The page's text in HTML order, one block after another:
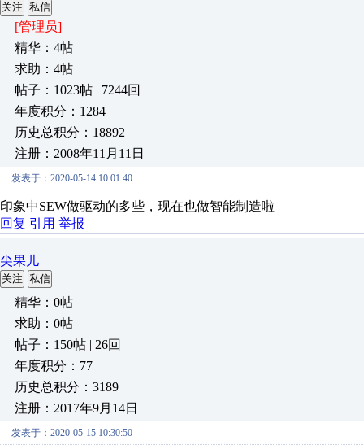
关注 私信
[管理员]
精华：4帖
求助：4帖
帖子：1023帖 | 7244回
年度积分：1284
历史总积分：18892
注册：2008年11月11日
发表于：2020-05-14 10:01:40
印象中SEW做驱动的多些，现在也做智能制造啦
回复 引用 举报
尖果儿
关注 私信
精华：0帖
求助：0帖
帖子：150帖 | 26回
年度积分：77
历史总积分：3189
注册：2017年9月14日
发表于：2020-05-15 10:30:50